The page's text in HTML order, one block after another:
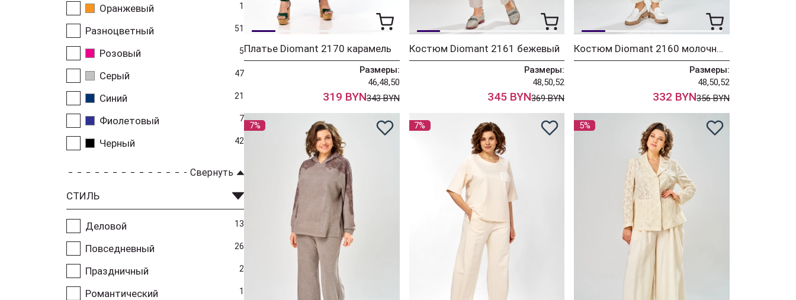
Оранжевый 1
Разноцветный 51
Розовый 5
Серый 47
Синий 21
Фиолетовый 7
Черный 42
Свернуть
СТИЛЬ
Деловой 13
Повседневный 26
Праздничный 2
Романтический 1
Платье Diomant 2170 карамель
Размеры:
46,48,50
319 BYN343 BYN
Костюм Diomant 2161 бежевый
Размеры:
48,50,52
345 BYN369 BYN
Костюм Diomant 2160 молочный
Размеры:
48,50,52
332 BYN356 BYN
7% 7% 5%